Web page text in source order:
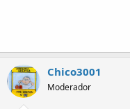
Chico3001
Moderador